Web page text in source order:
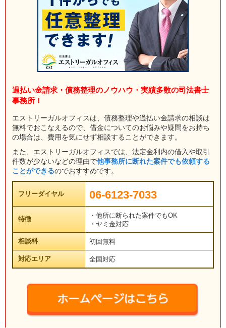
過払い金請求・債務整理のノウハウ・実績多数の司法書士
事務所！
エストリーガルオフィスは、債務整理や過払い金請求の相談は
無料でおこなえるので、借金についてのお悩みや疑問をお持ち
の場合は、費用を気にせず相談することができます。
また、エストリーガルオフィスでは、法定金利内の借入や取引
件数が少ないなどの理由で他事務所に断れた案件でも依頼する
ことができるのでおすすめです。
フリーダイヤル 06-6123-7033
特徴
・他所に断られた案件でもOK
・ヤミ金対応
相談料 初回無料
対応エリア 全国対応